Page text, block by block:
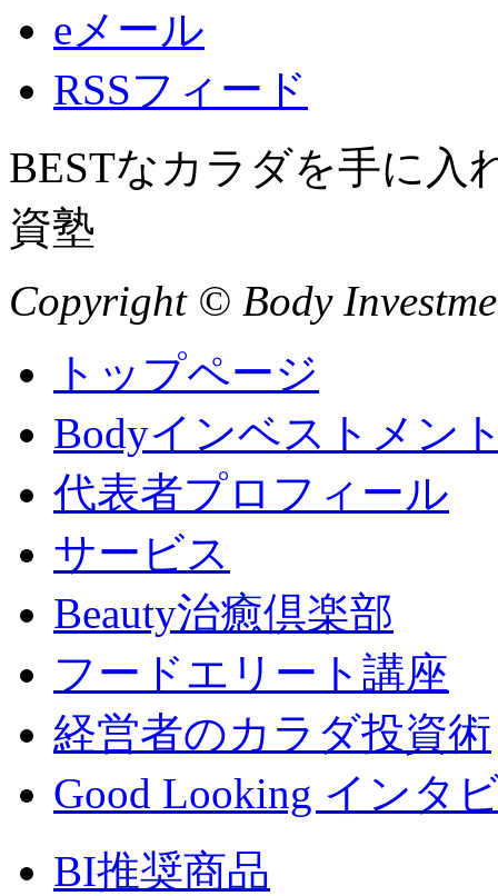
eメール
RSSフィード
BESTなカラダを手に入
資塾
Copyright © Body
トップページ
Bodyインベストメン
代表者プロフィール
サービス
Beauty治癒倶楽部
フードエリート講座
経営者のカラダ投資術
Good Looking インタ
BI推奨商品